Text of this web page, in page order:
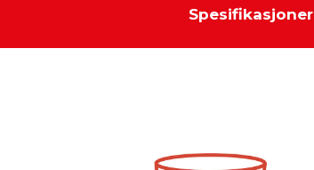
Spesifikasjoner